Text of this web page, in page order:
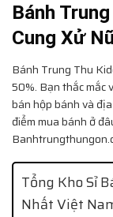
Bánh
Cung Xử
Bánh Trung Thu
50%. Bạn thắc mắc
bán hộp bánh và
điểm mua bánh ở
Tổng Kho Sỉ
Nhất Việt